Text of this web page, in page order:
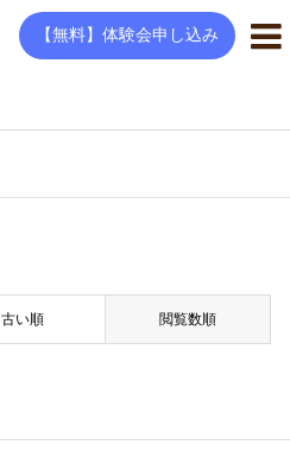
【無料】体験会申し込み
古い順 閲覧数順